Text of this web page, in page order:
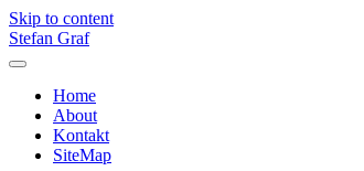
Skip to content
Stefan Graf
Home
About
Kontakt
SiteMap